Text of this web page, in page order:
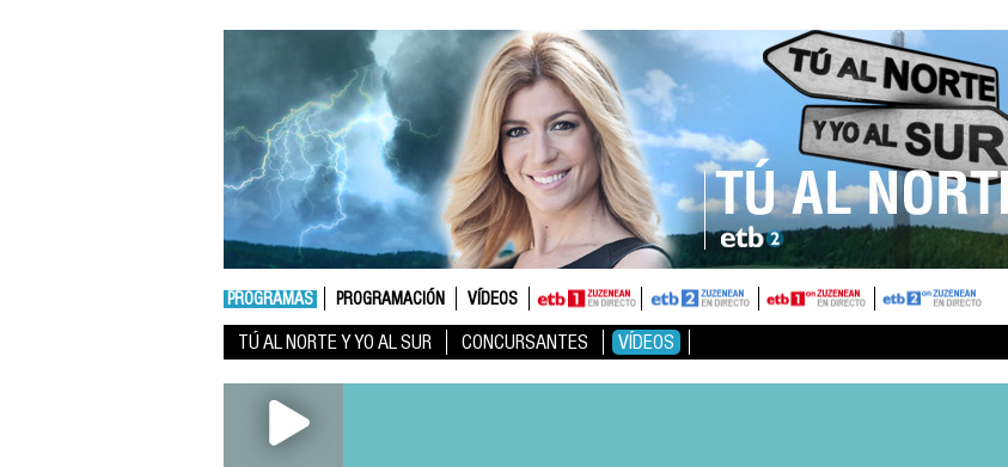
PROGRAMAS PROGRAMACIÓN VÍDEOS
TÚ AL NORTE Y YO AL SUR CONCURSANTES VÍDEOS